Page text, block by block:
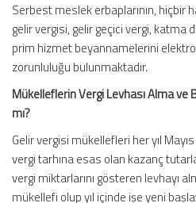
Serbest meslek erbaplarının, hiçbir
gelir vergisi, gelir geçici vergi, katma
prim hizmet beyannamelerini
zorunluluğu bulunmaktadır.
Mükelleflerin Vergi Levhası Alma
mı?
Gelir vergisi mükellefleri her yıl
vergi tarhına esas olan kazanç
vergi miktarlarını gösteren levhayı
mükellefi olup yıl içinde işe yeni